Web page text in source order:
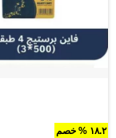
١٨.٢ % خصم